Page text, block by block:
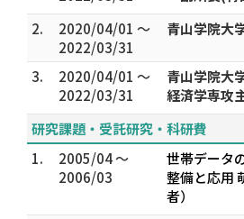
2.
2020/04/01 ～
2022/03/31
青山学院大
3.
2020/04/01 ～
2022/03/31
青山学院大
経済学専攻
研究課題・受託研究・科研費
1.
2005/04 ～
2006/03
世帯データ
整備と応用
者）